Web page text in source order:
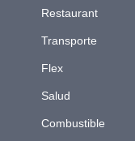
Restaurant
Transporte
Flex
Salud
Combustible